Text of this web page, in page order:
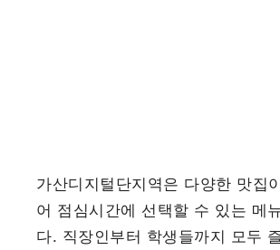
가산디지털단지역은 다양한 맛집
어 점심시간에 선택할 수 있는 메
다. 직장인부터 학생들까지 모두